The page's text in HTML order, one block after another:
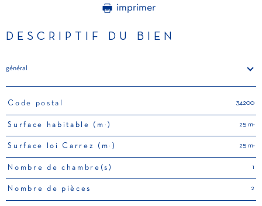
imprimer
DESCRIPTIF DU BIEN
général
TRAD_PAMPERO_Caracteristique
Code postal 34200
Surface habitable (m²) 25 m²
Surface loi Carrez (m²) 25 m²
Nombre de chambre(s) 1
Nombre de pièces 2